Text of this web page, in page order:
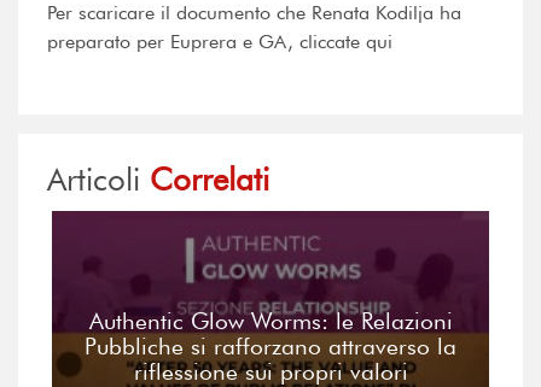
Per scaricare il documento che Renata Kodilja ha
preparato per Euprera e GA, cliccate qui
Articoli Correlati
Authentic Glow Worms: le Relazioni
Pubbliche si rafforzano attraverso la
riflessione sui propri valori